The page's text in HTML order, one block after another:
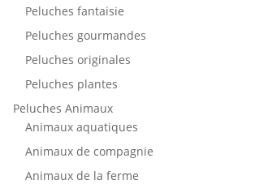
Peluches fantaisie
Peluches gourmandes
Peluches originales
Peluches plantes
Peluches Animaux
Animaux aquatiques
Animaux de compagnie
Animaux de la ferme